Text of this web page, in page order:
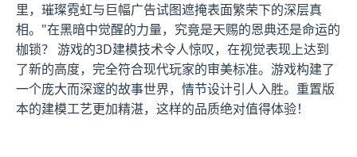
里，璀璨霓虹与巨幅广告试图遮掩表面繁荣下的深层真
相。"在黑暗中觉醒的力量，究竟是天赐的恩典还是命运的
枷锁？ 游戏的3D建模技术令人惊叹，在视觉表现上达到
了新的高度，完全符合现代玩家的审美标准。游戏构建了
一个庞大而深邃的故事世界，情节设计引人入胜。重置版
本的建模工艺更加精湛，这样的品质绝对值得体验！